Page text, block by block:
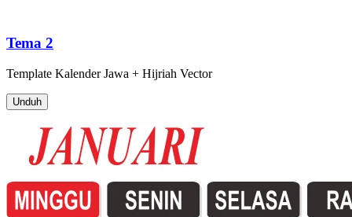
Tema 2
Template Kalender Jawa + Hijriah Vector
Unduh